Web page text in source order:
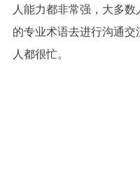
人能力都非常强，大多数
的专业术语去进行沟通交
人都很忙。